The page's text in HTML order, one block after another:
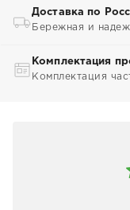
Доставка по
Бережная и
Комплектация
Комплектация